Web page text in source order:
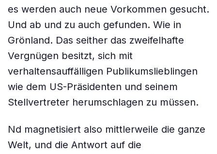
es werden auch neue Vorkommen gesucht.
Und ab und zu auch gefunden. Wie in
Grönland. Das seither das zweifelhafte
Vergnügen besitzt, sich mit
verhaltensauffälligen Publikumslieblingen
wie dem US-Präsidenten und seinem
Stellvertreter herumschlagen zu müssen.
Nd magnetisiert also mittlerweile die ganze
Welt, und die Antwort auf die